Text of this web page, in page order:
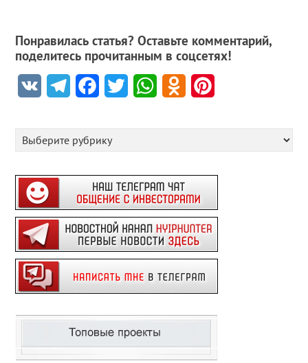
Понравилась статья? Оставьте комментарий,
поделитесь прочитанным в соцсетях!
VK TelegramFacebookTwitter WhatsAppOdnoklassniki